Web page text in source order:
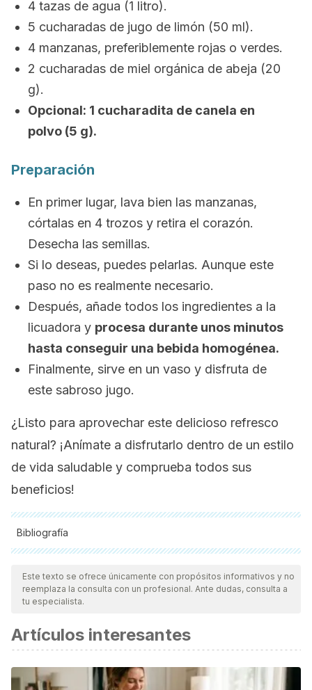
4 tazas de agua (1 litro).
5 cucharadas de jugo de limón (50 ml).
4 manzanas, preferiblemente rojas o verdes.
2 cucharadas de miel orgánica de abeja (20
g).
Opcional: 1 cucharadita de canela en
polvo (5 g).
Preparación
En primer lugar, lava bien las manzanas,
córtalas en 4 trozos y retira el corazón.
Desecha las semillas.
Si lo deseas, puedes pelarlas. Aunque este
paso no es realmente necesario.
Después, añade todos los ingredientes a la
licuadora y procesa durante unos minutos
hasta conseguir una bebida homogénea.
Finalmente, sirve en un vaso y disfruta de
este sabroso jugo.
¿Listo para aprovechar este delicioso refresco
natural? ¡Anímate a disfrutarlo dentro de un estilo
de vida saludable y comprueba todos sus
beneficios!
Bibliografía
Todas las fuentes citadas fueron revisadas a profundidad por
nuestro equipo, para asegurar su calidad, confiabilidad,
vigencia y validez.La bibliografía de este artículo fue
científica.
Palomo GI, Yuri JAS, Moore-Carrasco R, Quilodrán PÁ,
Neira EA.
El consumo de manzanas contribuye a prevenir
Este texto se ofrece únicamente con propósitos informativos y no
reemplaza la consulta con un profesional. Ante dudas, consulta a
tu especialista.
Artículos interesantes